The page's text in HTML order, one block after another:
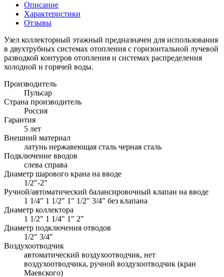
Описание
Характеристики
Отзывы
Узел коллекторный этажный предназначен для использования
в двухтрубных системах отопления с горизонтальной лучевой
разводкой контуров отопления и системах распределения
холодной и горячей воды.
Производитель
Пульсар
Страна производитель
Россия
Гарантия
5 лет
Внешний материал
латунь нержавеющая сталь черная сталь
Подключение вводов
слева справа
Диаметр шарового крана на вводе
1/2"-2"
Ручной/автоматический балансировочный клапан на вводе
1 1/4" 1 1/2" 1" 1/2" 3/4" без клапана
Диаметр коллектора
1 1/2" 1 1/4" 1" 2"
Диаметр подключения отводов
1/2" 3/4"
Воздухоотводчик
автоматический воздухоотводчик, нет
воздухоотводчика, ручной воздухоотводчик (кран
Маевского)